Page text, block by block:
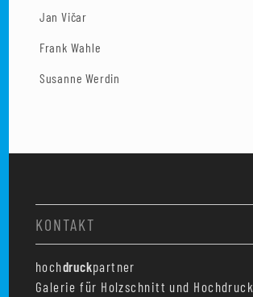
Jan Vičar
Frank Wahle
Susanne Werdin
KONTAKT
hochdruckpartner
Galerie für Holzschnitt und Hochdruck